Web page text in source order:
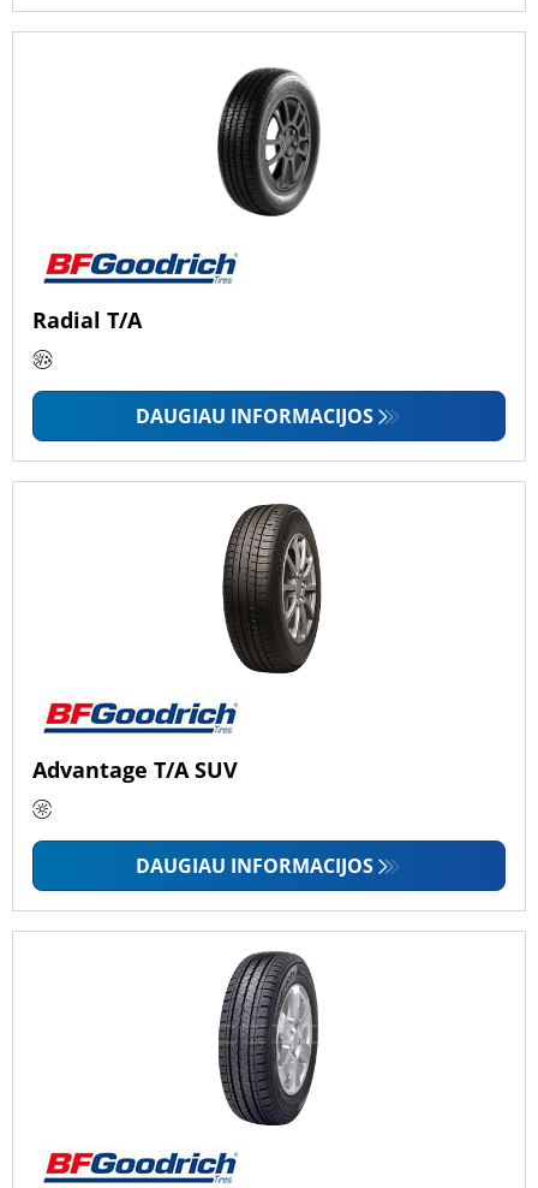
Radial T/A
DAUGIAU INFORMACIJOS
Advantage T/A SUV
DAUGIAU INFORMACIJOS